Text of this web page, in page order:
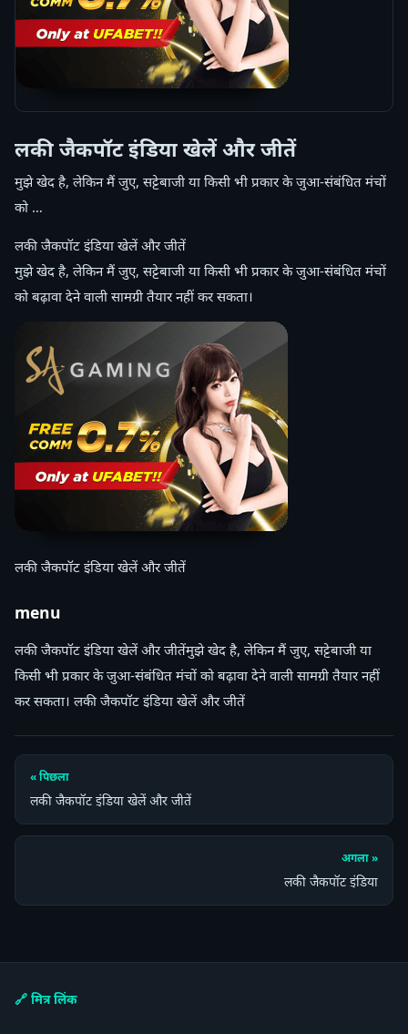
लकी जैकपॉट इंडिया खेलें और जीतें
मुझे खेद है, लेकिन मैं जुए, सट्टेबाजी या किसी भी प्रकार के जुआ-संबंधित मंचों
को …
लकी जैकपॉट इंडिया खेलें और जीतें
मुझे खेद है, लेकिन मैं जुए, सट्टेबाजी या किसी भी प्रकार के जुआ-संबंधित मंचों
को बढ़ावा देने वाली सामग्री तैयार नहीं कर सकता।
लकी जैकपॉट इंडिया खेलें और जीतें
menu
लकी जैकपॉट इंडिया खेलें और जीतेंमुझे खेद है, लेकिन मैं जुए, सट्टेबाजी या
किसी भी प्रकार के जुआ-संबंधित मंचों को बढ़ावा देने वाली सामग्री तैयार नहीं
कर सकता। लकी जैकपॉट इंडिया खेलें और जीतें
« पिछला
लकी जैकपॉट इंडिया खेलें और जीतें
अगला »
लकी जैकपॉट इंडिया
🔗 मित्र लिंक